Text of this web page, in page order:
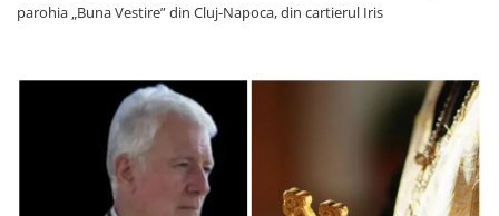
parohia „Buna Vestire” din Cluj-Napoca, din cartierul Iris